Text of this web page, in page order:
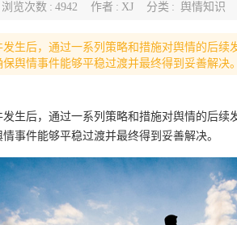
浏览次数 : 4942 作者 : XJ 分类 : 舆情知识
生后，通过一系列策略和措施对舆情的后续
舆情事件能够平稳过渡并最终得到妥善解决。
生后，通过一系列策略和措施对舆情的后续
事件能够平稳过渡并最终得到妥善解决。